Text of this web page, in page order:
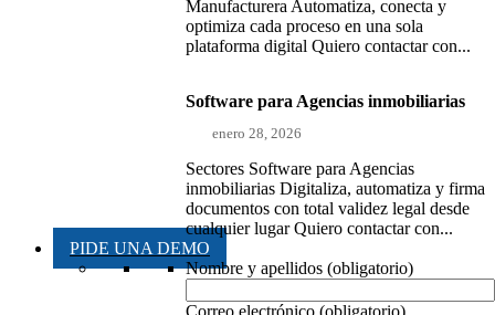
Manufacturera Automatiza, conecta y
optimiza cada proceso en una sola
plataforma digital Quiero contactar con...
Software para Agencias inmobiliarias
enero 28, 2026
Sectores Software para Agencias
inmobiliarias Digitaliza, automatiza y firma
documentos con total validez legal desde
cualquier lugar Quiero contactar con...
PIDE UNA DEMO
Nombre y apellidos (obligatorio)
Correo electrónico (obligatorio)